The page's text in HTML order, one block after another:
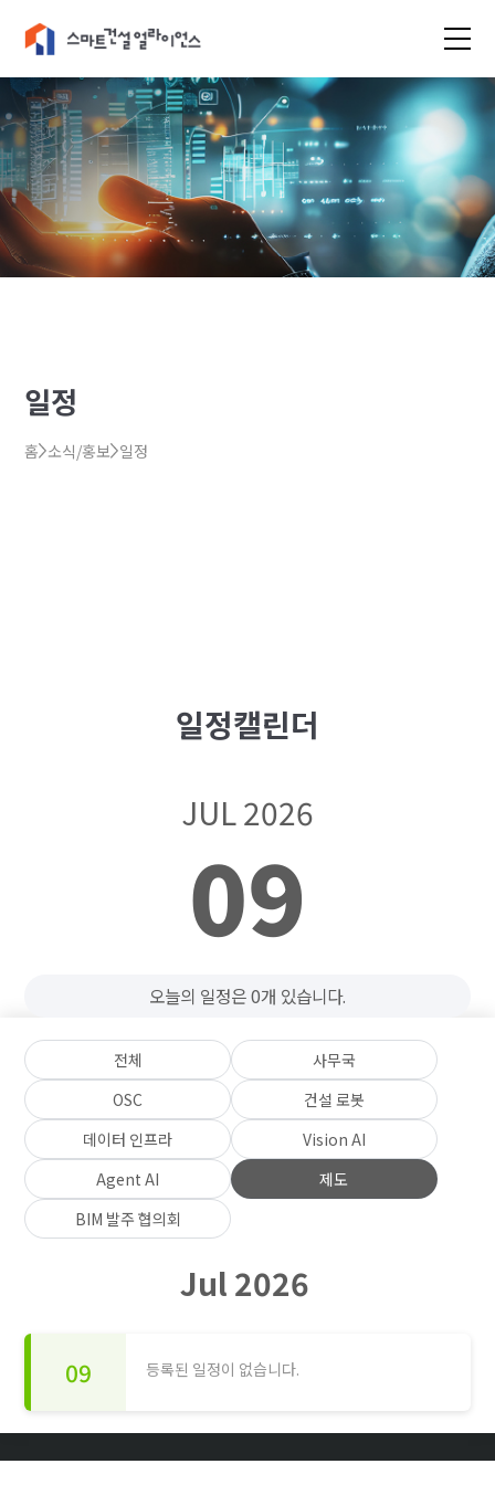
일정
홈 소식/홍보 일정
일정캘린더
JUL 2026
09
오늘의 일정은 0개 있습니다.
전체
사무국
OSC
건설 로봇
데이터 인프라
Vision AI
Agent AI
제도
BIM 발주 협의회
Jul 2026
09 등록된 일정이 없습니다.